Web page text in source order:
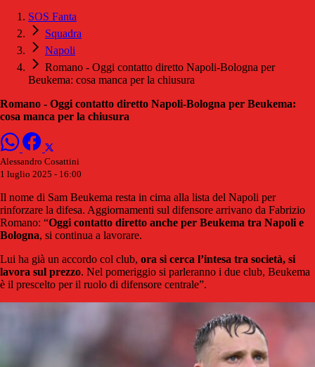
SOS Fanta
Squadra
Napoli
Romano - Oggi contatto diretto Napoli-Bologna per
Beukema: cosa manca per la chiusura
Romano - Oggi contatto diretto Napoli-Bologna per Beukema:
cosa manca per la chiusura
Alessandro Cosattini
1 luglio 2025 - 16:00
Il nome di Sam Beukema resta in cima alla lista del Napoli per
rinforzare la difesa. Aggiornamenti sul difensore arrivano da Fabrizio
Romano: “Oggi contatto diretto anche per Beukema tra Napoli e
Bologna, si continua a lavorare.
Lui ha già un accordo col club, ora si cerca l’intesa tra società, si
lavora sul prezzo. Nel pomeriggio si parleranno i due club, Beukema
è il prescelto per il ruolo di difensore centrale”.